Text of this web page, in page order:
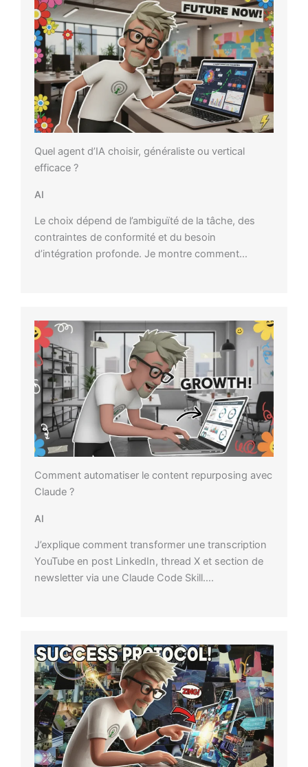
Quel agent d’IA choisir, généraliste ou vertical
efficace ?
AI
Le choix dépend de l’ambiguïté de la tâche, des
contraintes de conformité et du besoin
d’intégration profonde. Je montre comment…
Comment automatiser le content repurposing avec
Claude ?
AI
J’explique comment transformer une transcription
YouTube en post LinkedIn, thread X et section de
newsletter via une Claude Code Skill….